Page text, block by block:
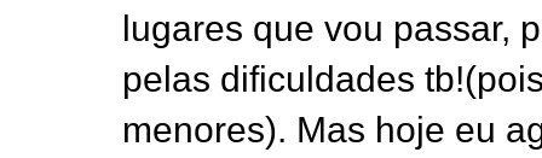
lugares que vou passar,
pelas dificuldades
menores). Mas hoje eu